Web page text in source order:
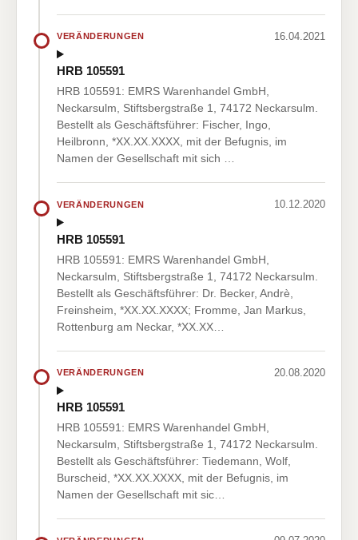
VERÄNDERUNGEN 16.04.2021
HRB 105591
HRB 105591: EMRS Warenhandel GmbH,
Neckarsulm, Stiftsbergstraße 1, 74172 Neckarsulm.
Bestellt als Geschäftsführer: Fischer, Ingo,
Heilbronn, *XX.XX.XXXX, mit der Befugnis, im
Namen der Gesellschaft mit sich …
VERÄNDERUNGEN 10.12.2020
HRB 105591
HRB 105591: EMRS Warenhandel GmbH,
Neckarsulm, Stiftsbergstraße 1, 74172 Neckarsulm.
Bestellt als Geschäftsführer: Dr. Becker, Andrè,
Freinsheim, *XX.XX.XXXX; Fromme, Jan Markus,
Rottenburg am Neckar, *XX.XX…
VERÄNDERUNGEN 20.08.2020
HRB 105591
HRB 105591: EMRS Warenhandel GmbH,
Neckarsulm, Stiftsbergstraße 1, 74172 Neckarsulm.
Bestellt als Geschäftsführer: Tiedemann, Wolf,
Burscheid, *XX.XX.XXXX, mit der Befugnis, im
Namen der Gesellschaft mit sic…